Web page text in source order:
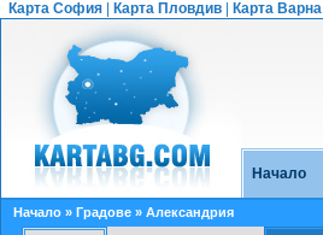
Карта София Карта Пловдив Карта Варна
Начало
Начало » Градове » Александрия